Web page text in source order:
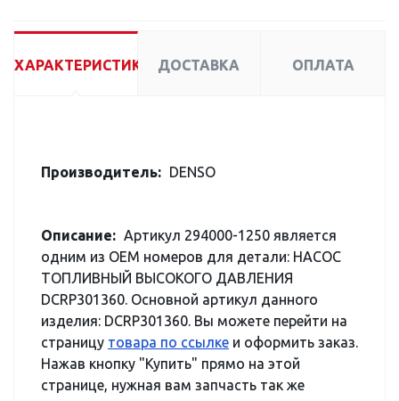
ХАРАКТЕРИСТИКИ ДОСТАВКА ОПЛАТА
Производитель: DENSO
Описание: Артикул 294000-1250 является
одним из OEM номеров для детали: НАСОС
ТОПЛИВНЫЙ ВЫСОКОГО ДАВЛЕНИЯ
DCRP301360. Основной артикул данного
изделия: DCRP301360. Вы можете перейти на
страницу товара по ссылке и оформить заказ.
Нажав кнопку "Купить" прямо на этой
странице, нужная вам запчасть так же